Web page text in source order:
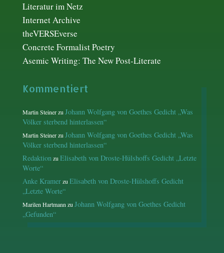
Literatur im Netz
Internet Archive
theVERSEverse
Concrete Formalist Poetry
Asemic Writing: The New Post-Literate
Kommentiert
Martin SteinerzuJohann Wolfgang von Goethes Gedicht „Was
Völker sterbend hinterlassen“
Martin SteinerzuJohann Wolfgang von Goethes Gedicht „Was
Völker sterbend hinterlassen“
RedaktionzuElisabeth von Droste-Hülshoffs Gedicht „Letzte
Worte“
Anke KramerzuElisabeth von Droste-Hülshoffs Gedicht
„Letzte Worte“
Marilen HartmannzuJohann Wolfgang von Goethes Gedicht
„Gefunden“